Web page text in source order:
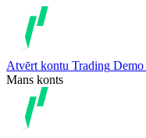
Atvērt kontu Trading Demo
Mans konts